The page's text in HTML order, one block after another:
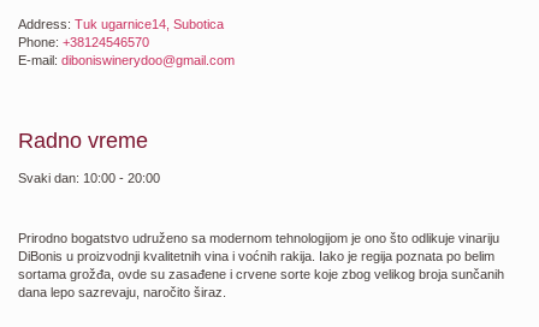
Address: Tuk ugarnice14, Subotica
Phone: +38124546570
E-mail: diboniswinerydoo@gmail.com
Radno vreme
Svaki dan: 10:00 - 20:00
Prirodno bogatstvo udruženo sa modernom tehnologijom je ono što odlikuje vinariju
DiBonis u proizvodnji kvalitetnih vina i voćnih rakija. Iako je regija poznata po belim
sortama grožđa, ovde su zasađene i crvene sorte koje zbog velikog broja sunčanih
dana lepo sazrevaju, naročito širaz.